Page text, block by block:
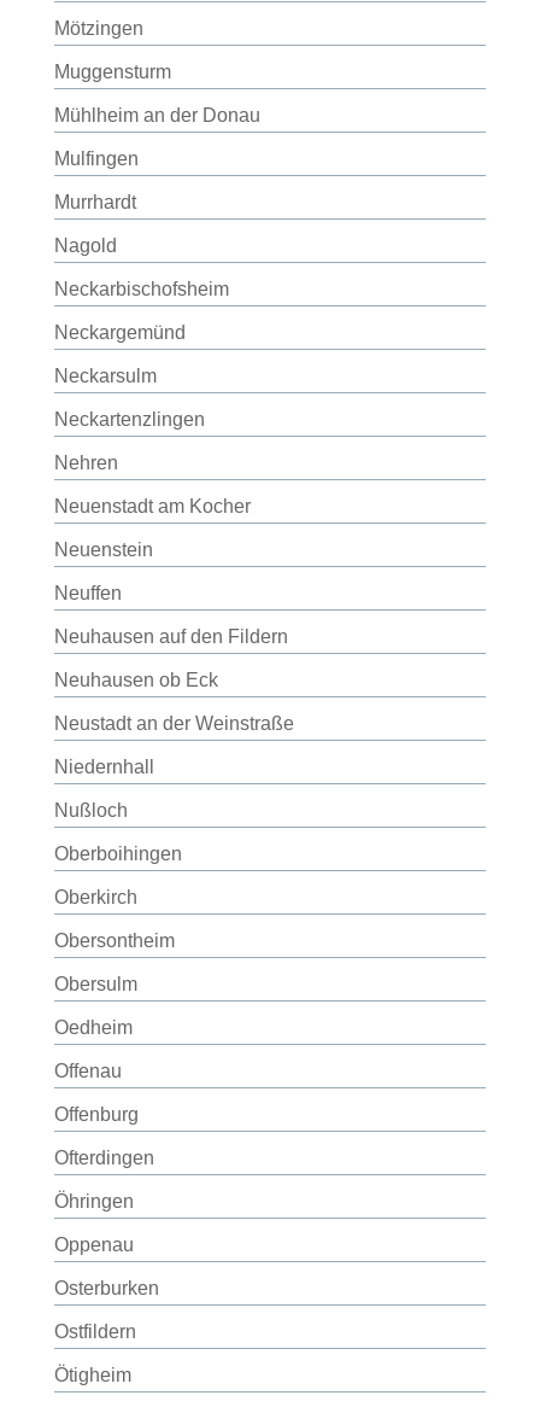
Mötzingen
Muggensturm
Mühlheim an der Donau
Mulfingen
Murrhardt
Nagold
Neckarbischofsheim
Neckargemünd
Neckarsulm
Neckartenzlingen
Nehren
Neuenstadt am Kocher
Neuenstein
Neuffen
Neuhausen auf den Fildern
Neuhausen ob Eck
Neustadt an der Weinstraße
Niedernhall
Nußloch
Oberboihingen
Oberkirch
Obersontheim
Obersulm
Oedheim
Offenau
Offenburg
Ofterdingen
Öhringen
Oppenau
Osterburken
Ostfildern
Ötigheim